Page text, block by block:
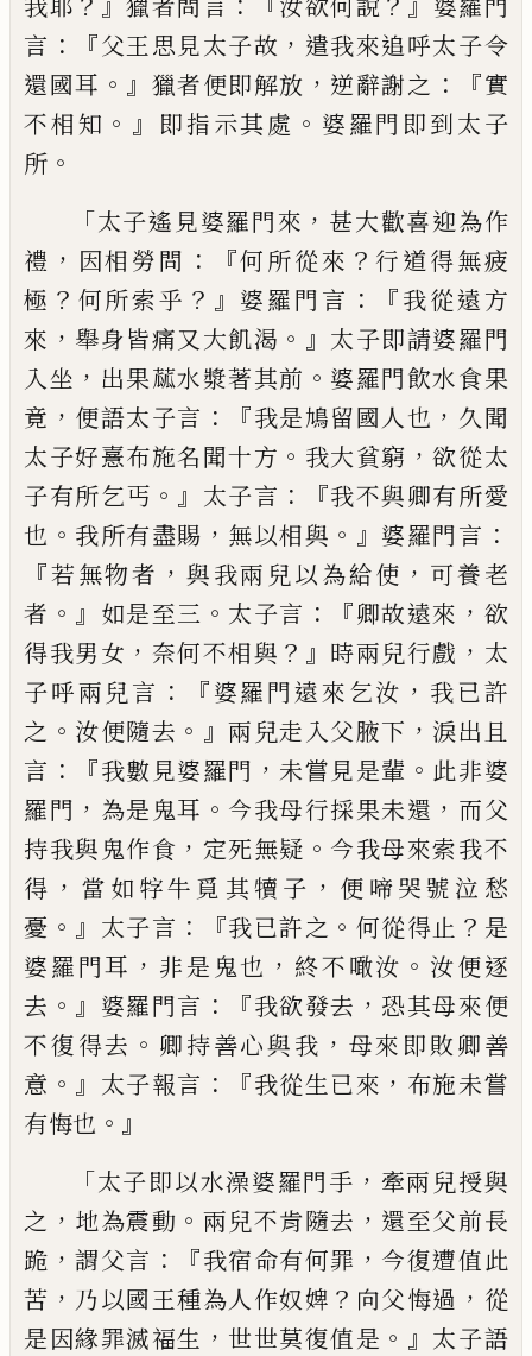
我耶 獵者問 言 汝欲何說
婆羅門
言 ：『父王思見太子故 ， 遣我來追呼太子令
還國耳 。』 獵者便即解放 ， 逆辭謝之 ：『實
不相知 。』 即指示其處 。 婆羅門即到太子
所 。
「太子遙見婆羅門來 ， 甚大歡喜迎為作
禮 ， 因相勞問 ：『何所從來 ？行道得無疲
極 ？ 何所索乎 ？』 婆羅門言 ：『我從遠方
來 ， 舉身皆痛又大飢渴 。』 太子即請婆羅門
入坐 ， 出果蓏水漿著其前 。 婆羅門飲水食果
竟 ， 便語太子言 ：『我是鳩留國人也 ， 久聞
太子好憙布施名聞十方 。 我大貧窮 ，欲從太
子有所乞丐 。』 太子言 ：『我不與卿有所愛
也 。 我所有盡賜 ， 無以相與 。』 婆羅門言 ：
『若無物者 ， 與我兩兒以為給使 ， 可養老
者 。』 如是至三 。 太子言 ：『卿故遠來 ， 欲
得我男女 ， 奈何不相與 ？』 時兩兒行戲 ， 太
子呼兩 兒言 ：『婆羅門遠來乞汝 ， 我已許
之 。 汝便隨去 。』兩兒走入父腋下 ， 淚出且
言 ： 『我數見婆羅門 ， 未嘗見是輩 。 此非婆
羅門 ， 為是鬼耳 。 今我母行採果未還 ， 而父
持我與鬼作食 ， 定死無疑 。 今我母來索我不
得 ， 當 如 牸牛 覓 其犢子 ， 便啼哭號泣愁
憂 。』 太子言 ：『我已許之 。 何從得止 ？ 是
婆羅門耳 ， 非是 鬼也 ， 終不噉汝 。 汝便逐
去 。』 婆羅門言 ：『我欲發去 ， 恐其母來便
不復得去 。 卿持善心與我 ， 母來即敗卿善
意 。』 太子報言 ：『我從生已來 ， 布施未嘗
有悔也 。』
「太子即以水澡婆羅門手 ， 牽兩兒授與
之 ， 地為震動 。 兩兒不肯隨去 ， 還至父前長
跪 ，謂父言 ：『我宿命有何罪 ， 今復遭值此
苦 ， 乃以國王種為人作奴婢 ？ 向父悔過 ， 從
是因緣罪滅福生 ， 世世莫復值是 。』 太子語